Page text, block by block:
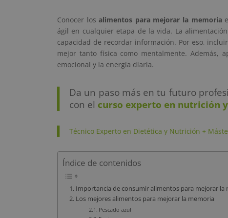
Conocer losalimentos para mejorar la memoria
ágil en cualquier etapa de la vida. La
capacidad de recordar información. Por eso,
mejor tanto física como mentalmente. Además,
emocional y la energía diaria.
Da un paso más en tu futuro
con el curso experto en nutrición
Técnico Experto en Dietética y Nutrición +
Índice de contenidos
Importancia de consumir alimentos para mejorar la
Los mejores alimentos para mejorar la memoria
Pescado azul